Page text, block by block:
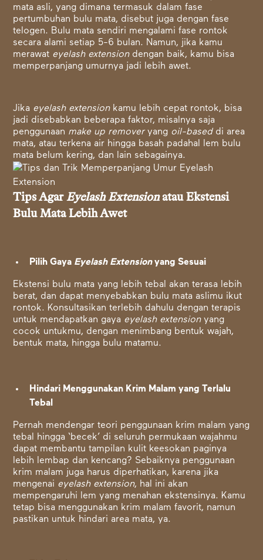
mata asli, yang dimana termasuk dalam fase
pertumbuhan bulu mata, disebut juga dengan fase
telogen. Bulu mata sendiri mengalami fase rontok
secara alami setiap 5-6 bulan. Namun, jika kamu
merawat eyelash extensiondengan baik, kamu bisa
memperpanjang umurnya jadi lebih awet.
Jika eyelash extensionkamu lebih cepat rontok, bisa
jadi disebabkan beberapa faktor, misalnya saja
penggunaan make up removeryang oil-baseddi area
mata, atau terkena air hingga basah padahal lem bulu
mata belum kering, dan lain sebagainya.
Tips AgarEyelash Extensionatau Ekstensi
Bulu Mata Lebih Awet
Pilih Gaya Eyelash Extensionyang Sesuai
Ekstensi bulu mata yang lebih tebal akan terasa lebih
berat, dan dapat menyebabkan bulu mata aslimu ikut
rontok. Konsultasikan terlebih dahulu dengan terapis
untuk mendapatkan gaya eyelash extensionyang
cocok untukmu, dengan menimbang bentuk wajah,
bentuk mata, hingga bulu matamu.
Hindari Menggunakan Krim Malam yang Terlalu
Tebal
Pernah mendengar teori penggunaan krim malam yang
tebal hingga ‘becek’ di seluruh permukaan wajahmu
dapat membantu tampilan kulit keesokan paginya
lebih lembap dan kencang? Sebaiknya penggunaan
krim malam juga harus diperhatikan, karena jika
mengenai eyelash extension, hal ini akan
mempengaruhi lem yang menahan ekstensinya. Kamu
tetap bisa menggunakan krim malam favorit, namun
pastikan untuk hindari area mata, ya.